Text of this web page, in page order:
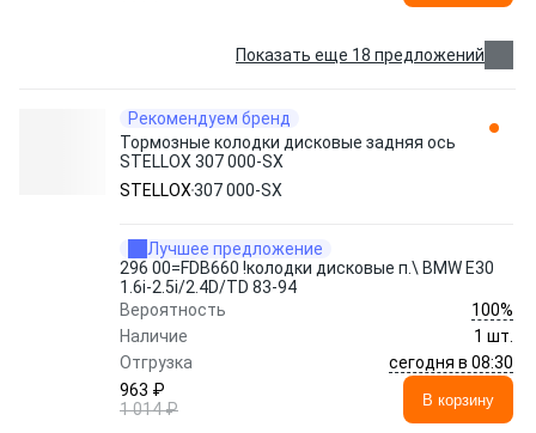
Показать еще 18 предложений
Рекомендуем бренд
Тормозные колодки дисковые задняя ось
STELLOX 307 000-SX
STELLOX307 000-SX
Лучшее предложение
296 00=FDB660 !колодки дисковые п.\ BMW E30
1.6i-2.5i/2.4D/TD 83-94
Вероятность
100%
Наличие
1 шт.
Отгрузка
сегодня в 08:30
963 ₽
1 014 ₽
В корзину